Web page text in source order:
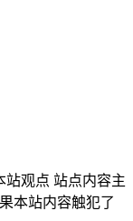
站观点 站点内容主
本站内容触犯了